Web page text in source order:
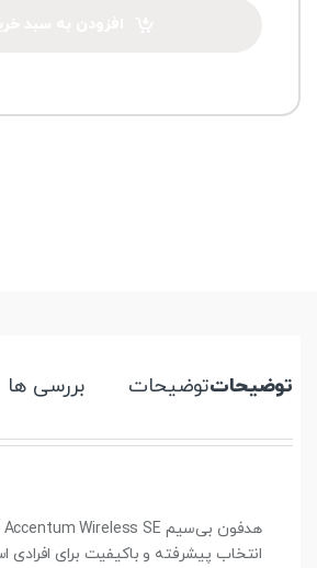
توضیحاتتوضیحات بررسی ها
انتخاب پیشرفته و باکیفیت برای افرادی